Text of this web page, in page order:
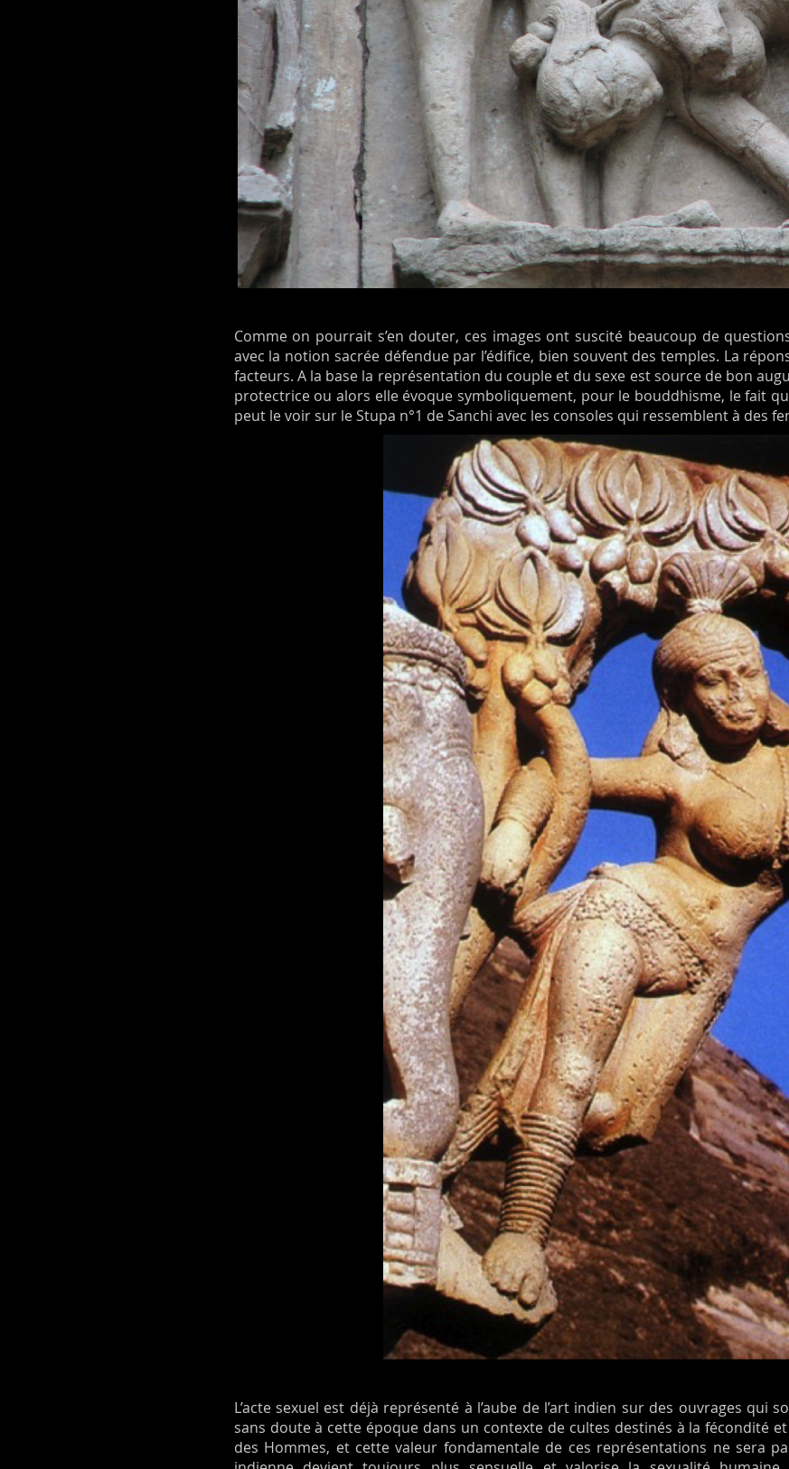
Comme on pourrait s’en douter, ces images ont suscité beaucoup de
avec la notion sacrée défendue par l’édifice, bien souvent des temples. La
facteurs. A la base la représentation du couple et du sexe est source de bon
protectrice ou alors elle évoque symboliquement, pour le bouddhisme, le fait
peut le voir sur le Stupa n°1 de Sanchi avec les consoles qui ressemblent à des
L’acte sexuel est déjà représenté à l’aube de l’art indien sur des ouvrages
sans doute à cette époque dans un contexte de cultes destinés à la fécondité
des Hommes, et cette valeur fondamentale de ces représentations ne sera